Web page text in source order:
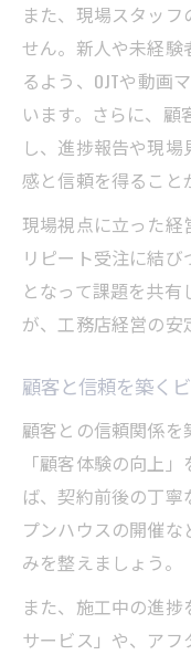
また、現場スタッ
せん。新人や未経験
るよう、OJTや動画
います。さらに、
し、進捗報告や現
感と信頼を得ること
現場視点に立った
リピート受注に結
となって課題を共
が、工務店経営の安
顧客と信頼を築く
顧客との信頼関係
「顧客体験の向上
ば、契約前後の丁
プンハウスの開催
みを整えましょう。
また、施工中の進
サービス」や、ア